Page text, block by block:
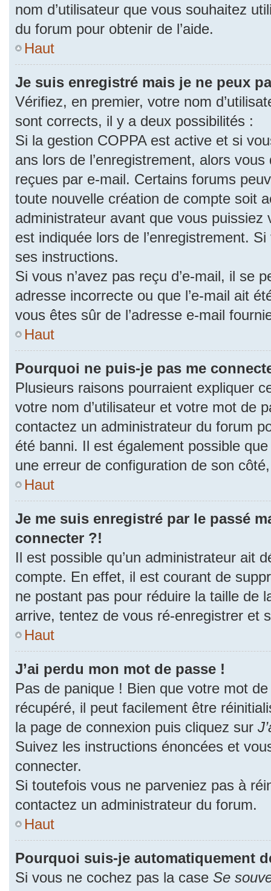
nom d’utilisateur que vous souhaitez
du forum pour obtenir de l’aide.
Haut
Je suis enregistré mais je ne peux
Vérifiez, en premier, votre nom
sont corrects, il y a deux possibilités :
Si la gestion COPPA est active et si
ans lors de l’enregistrement, alors
reçues par e-mail. Certains forums
toute nouvelle création de compte soit
administrateur avant que vous
est indiquée lors de l’enregistrement.
ses instructions.
Si vous n’avez pas reçu d’e-mail, il se
adresse incorrecte ou que l’e-mail ait
vous êtes sûr de l’adresse e-mail
Haut
Pourquoi ne puis-je pas me
Plusieurs raisons pourraient expliquer
votre nom d’utilisateur et votre mot de
contactez un administrateur du forum
été banni. Il est également possible
une erreur de configuration de son
Haut
Je me suis enregistré par le passé
connecter ?!
Il est possible qu’un administrateur ait
compte. En effet, il est courant de
ne postant pas pour réduire la taille de
arrive, tentez de vous ré-enregistrer et
Haut
J’ai perdu mon mot de passe !
Pas de panique ! Bien que votre mot
récupéré, il peut facilement être
la page de connexion puis cliquez sur
Suivez les instructions énoncées et
connecter.
Si toutefois vous ne parveniez pas à
contactez un administrateur du forum.
Haut
Pourquoi suis-je automatiquement
Si vous ne cochez pas la case Se